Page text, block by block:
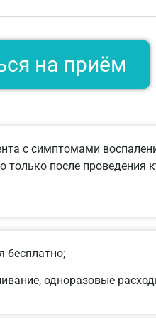
на приём
с симптомами
после проведения
бесплатно;
одноразовые